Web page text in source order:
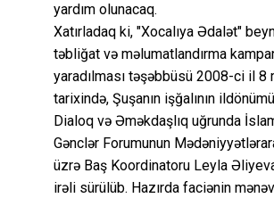
yardım olunacaq.
Xatırladaq ki, "Xocalıya Ədalət"
təbliğat və məlumatlandırma
yaradılması təşəbbüsü 2008-ci il 8
tarixində, Şuşanın işğalının
Dialoq və Əməkdaşlıq uğrunda
Gənclər Forumunun
üzrə Baş Koordinatoru Leyla
irəli sürülüb. Hazırda faciənin